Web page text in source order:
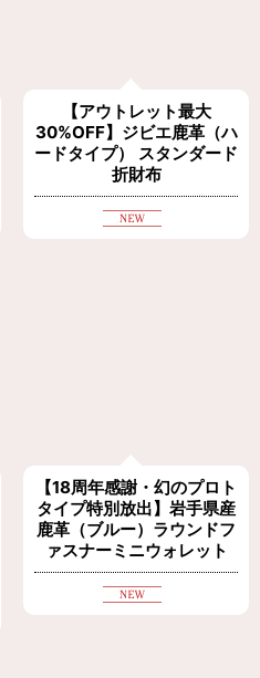
【アウトレット最大
30%OFF】ジビエ鹿革（ハ
ードタイプ） スタンダード
折財布
【18周年感謝・幻のプロト
タイプ特別放出】岩手県産
鹿革（ブルー）ラウンドフ
ァスナーミニウォレット